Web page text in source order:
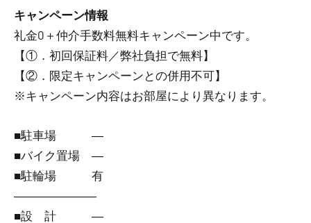
キャンペーン情報
礼金0 ＋ 仲介手数料無料キャンペーン中です。
【①．初回保証料／弊社負担で無料】
【②．限定キャンペーンとの併用不可】
※キャンペーン内容はお部屋により異なります。
■駐車場 ―
■バイク置場 ―
■駐輪場 有
―――――――
■設 計 ―